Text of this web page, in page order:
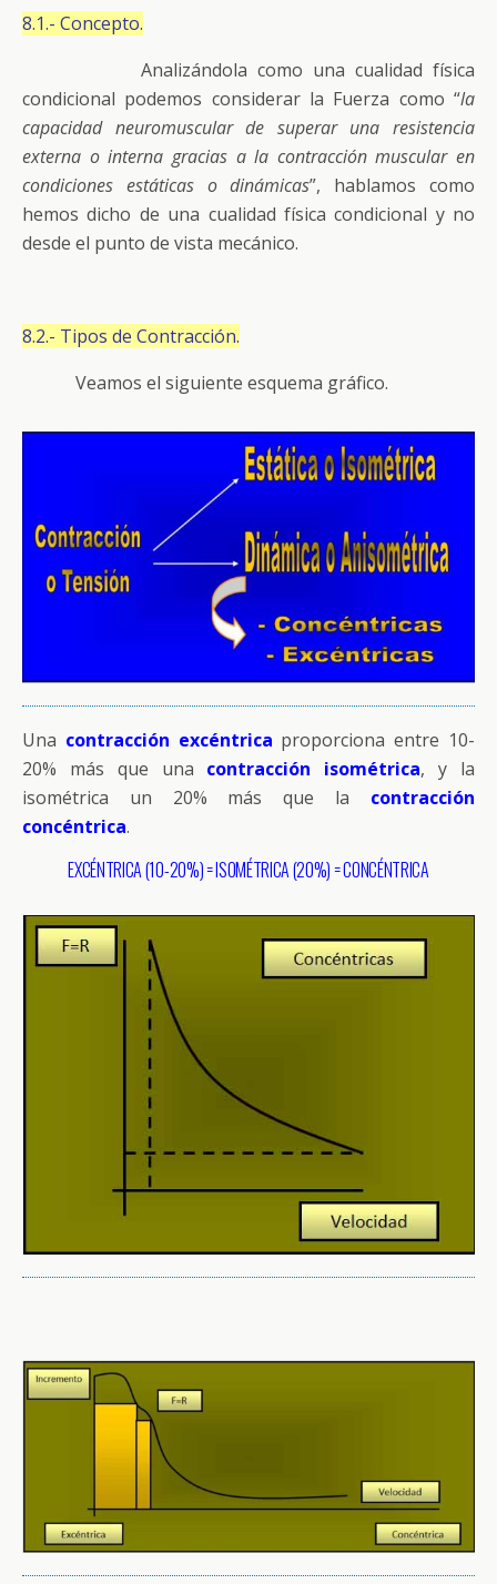
8.1.- Concepto.
Analizándola como una cualidad física
condicional podemos considerar la Fuerza como “la
capacidad neuromuscular de superar una resistencia
externa o interna gracias a la contracción muscular en
condiciones estáticas o dinámicas”, hablamos como
hemos dicho de una cualidad física condicional y no
desde el punto de vista mecánico.
8.2.- Tipos de Contracción.
Veamos el siguiente esquema gráfico.
Una contracción excéntrica proporciona entre 10-
20% más que una contracción isométrica, y la
isométrica un 20% más que la contracción
concéntrica.
EXCÉNTRICA (10-20%) = ISOMÉTRICA (20%) = CONCÉNTRICA